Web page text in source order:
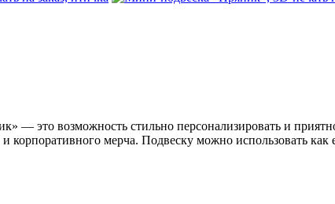
это возможность стильно персонализировать и
мерча. Подвеску можно использовать